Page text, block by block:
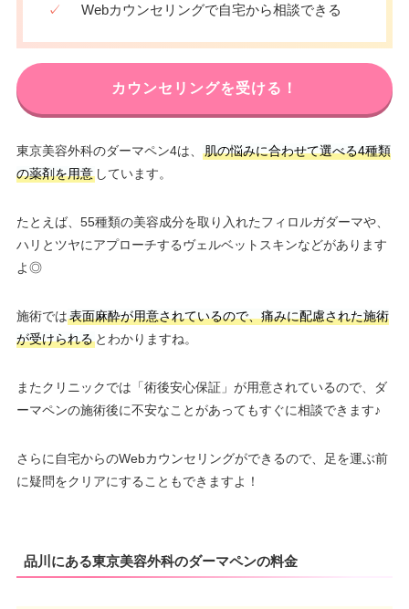
✓ Webカウンセリングで自宅から相談できる
カウンセリングを受ける！
東京美容外科のダーマペン4は、
肌の悩みに合わせて選べる4種類
の薬剤を用意しています。
たとえば、55種類の美容成分を取り入れたフィロルガダーマや、
ハリとツヤにアプローチするヴェルベットスキンなどがあります
よ◎
施術では表面麻酔が用意されているので、痛みに配慮された施術
が受けられるとわかりますね。
またクリニックでは「術後安心保証」が用意されているので、ダ
ーマペンの施術後に不安なことがあってもすぐに相談できます♪
さらに自宅からのWebカウンセリングができるので、足を運ぶ前
に疑問をクリアにすることもできますよ！
品川にある東京美容外科のダーマペンの料金